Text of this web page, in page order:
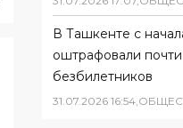
В Ташкенте с
оштрафовали
безбилетников
31.07.2026 16:54,